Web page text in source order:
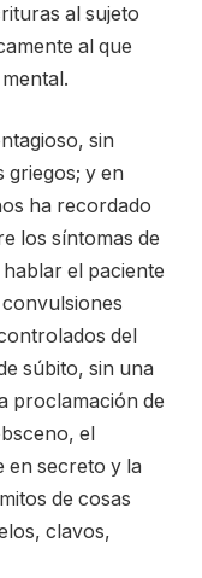
al sujeto
al que
sin
y en
ha recordado
los síntomas de
el paciente
del
súbito, sin una
proclamación de
el
en secreto y la
de cosas
clavos,